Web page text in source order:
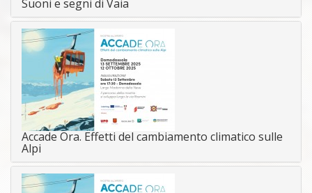
Suoni e segni di Vaia
Accade Ora. Effetti del cambiamento climatico sulle
Alpi